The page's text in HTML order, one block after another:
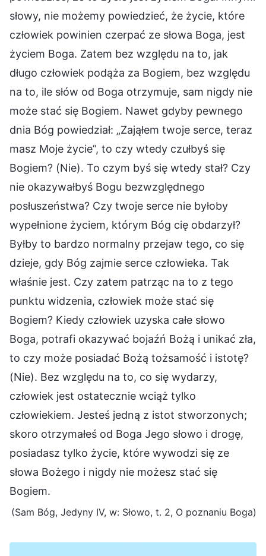
słowy, nie możemy powiedzieć, że życie, które
człowiek powinien czerpać ze słowa Boga, jest
życiem Boga. Zatem bez względu na to, jak
długo człowiek podąża za Bogiem, bez względu
na to, ile słów od Boga otrzymuje, sam nigdy nie
może stać się Bogiem. Nawet gdyby pewnego
dnia Bóg powiedział: „Zająłem twoje serce, teraz
masz Moje życie”, to czy wtedy czułbyś się
Bogiem? (Nie). To czym byś się wtedy stał? Czy
nie okazywałbyś Bogu bezwzględnego
posłuszeństwa? Czy twoje serce nie byłoby
wypełnione życiem, którym Bóg cię obdarzył?
Byłby to bardzo normalny przejaw tego, co się
dzieje, gdy Bóg zajmie serce człowieka. Tak
właśnie jest. Czy zatem patrząc na to z tego
punktu widzenia, człowiek może stać się
Bogiem? Kiedy człowiek uzyska całe słowo
Boga, potrafi okazywać bojaźń Bożą i unikać zła,
to czy może posiadać Bożą tożsamość i istotę?
(Nie). Bez względu na to, co się wydarzy,
człowiek jest ostatecznie wciąż tylko
człowiekiem. Jesteś jedną z istot stworzonych;
skoro otrzymałeś od Boga Jego słowo i drogę,
posiadasz tylko życie, które wywodzi się ze
słowa Bożego i nigdy nie możesz stać się
Bogiem.
(Sam Bóg, Jedyny IV, w: Słowo, t. 2, O poznaniu Boga)